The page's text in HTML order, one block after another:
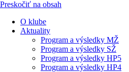
Preskočiť na obsah
O klube
Aktuality
Program a výsledky MŽ
Program a výsledky SŽ
Program a výsledky HP5
Program a výsledky HP4